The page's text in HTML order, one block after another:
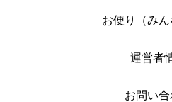
お便り（みん
運営者
お問い